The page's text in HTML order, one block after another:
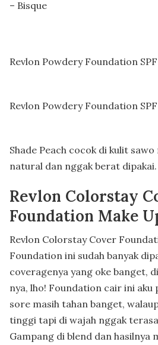
– Bisque
Revlon Powdery Foundation SPF
Revlon Powdery Foundation SPF
Shade Peach cocok di kulit
natural dan nggak berat
Revlon Colorstay
Foundation Make
Revlon Colorstay Cover
Foundation ini sudah banyak
coveragenya yang oke banget,
nya, lho! Foundation cair ini aku
sore masih tahan banget,
tinggi tapi di wajah nggak
Gampang di blend dan hasilnya